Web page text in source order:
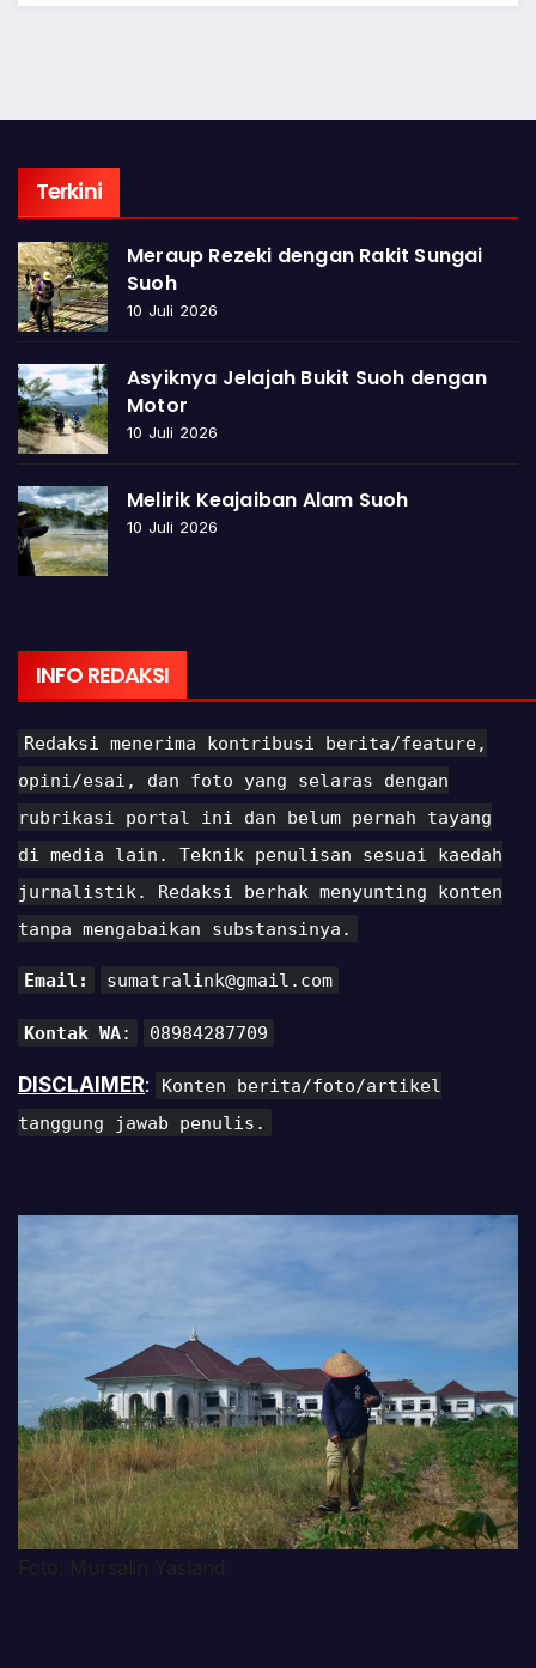
Terkini
Meraup Rezeki dengan Rakit Sungai
Suoh
10 Juli 2026
Asyiknya Jelajah Bukit Suoh dengan
Motor
10 Juli 2026
Melirik Keajaiban Alam Suoh
10 Juli 2026
INFO REDAKSI
Redaksi menerima kontribusi berita/feature,
opini/esai, dan foto yang selaras dengan
rubrikasi portal ini dan belum pernah tayang
di media lain. Teknik penulisan sesuai kaedah
jurnalistik. Redaksi berhak menyunting konten
tanpa mengabaikan substansinya.
Email: sumatralink@gmail.com
Kontak WA: 08984287709
DISCLAIMER:
Konten berita/foto/artikel
tanggung jawab penulis.